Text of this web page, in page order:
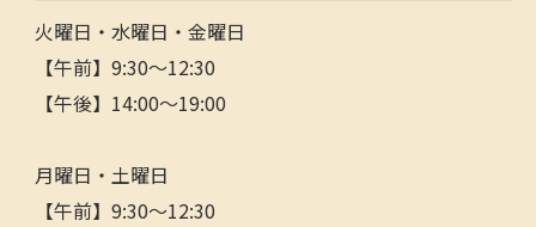
火曜日・水曜日・金曜日
【午前】9:30～12:30
【午後】14:00～19:00
月曜日・土曜日
【午前】9:30～12:30